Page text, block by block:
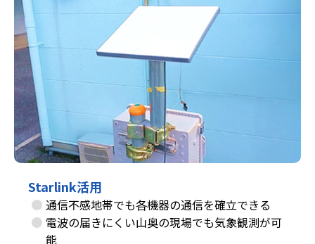
Starlink活用
通信不感地帯でも各機器の通信を確立できる
電波の届きにくい山奥の現場でも気象観測が可
能